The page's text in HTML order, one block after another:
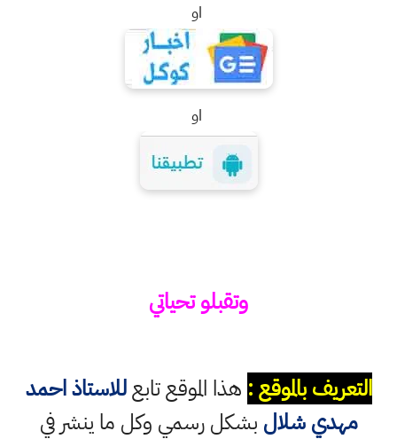
او
او
وتقبلو تحياتي
التعريف بالموقع : هذا الموقع تابعللاستاذ احمد
مهدي شلال بشكل رسمي وكل ما ينشر في